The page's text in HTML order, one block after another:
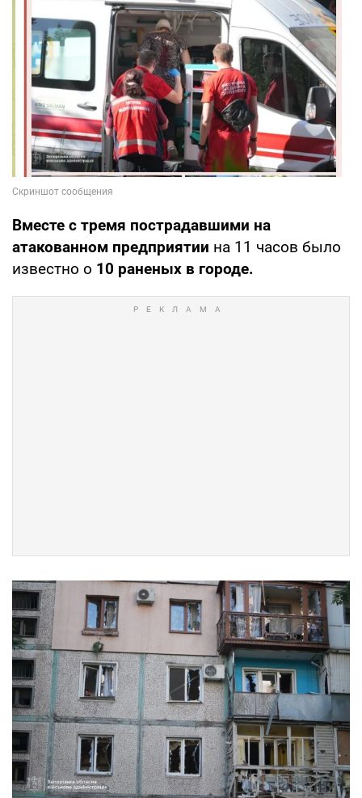
Вместе с тремя пострадавшими на
атакованном предприятии на 11 часов было
известно о 10 раненых в городе.